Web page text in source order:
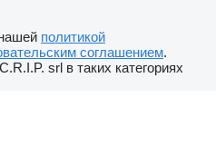
политикой
соглашением.
srl в таких категориях